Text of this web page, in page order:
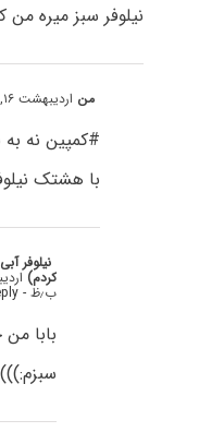
نیلوفر سبز میره
من اردیبهشت ۱۶, ۱۳۹۹ at ۴:۱۴ ب٫ظ
#کمپین نه به
با هشتک
نیلوفر
کردم)
ب٫ظ - Reply
بابا
سبزم:)))